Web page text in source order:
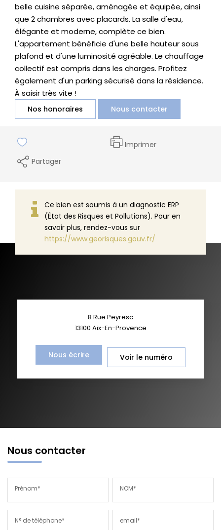
belle cuisine séparée, aménagée et équipée, ainsi
que 2 chambres avec placards. La salle d'eau,
élégante et moderne, complète ce bien.
L'appartement bénéficie d'une belle hauteur sous
plafond et d'une luminosité agréable. Le chauffage
collectif est compris dans les charges. Profitez
également d'un parking sécurisé dans la résidence.
À saisir très vite !
Nos honoraires Nous contacter
Imprimer
Partager
Ce bien est soumis à un diagnostic ERP
(État des Risques et Pollutions). Pour en
savoir plus, rendez-vous sur
https://www.georisques.gouv.fr/
8 Rue Peyresc
13100 Aix-En-Provence
Nous écrire Voir le numéro
Nous contacter
Prénom* NOM*
N° de téléphone* email*